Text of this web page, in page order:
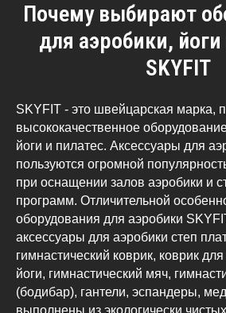
Почему выбирают
для аэробики,
SKYFIT
SKYFIT - это швейцарская марка,
высококачественное
йоги и пилатес. Аксессуары для
пользуются огромной
при оснащении залов аэробики и
программ. Отличительной
оборудования для аэробики
аксессуары для аэробики степ
гимнастический коврик, коврик
йоги, гимнастический мяч,
(бодибар), гантели, эспандеры,
выполнены из экологически чистых